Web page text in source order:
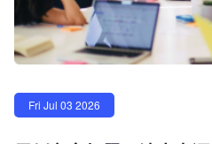
Fri Jul 03 2026